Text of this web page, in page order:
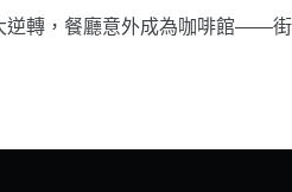
逆轉，餐廳意外成為咖啡館――街